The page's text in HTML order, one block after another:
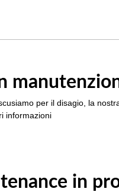
per il disagio, la
informazioni
in